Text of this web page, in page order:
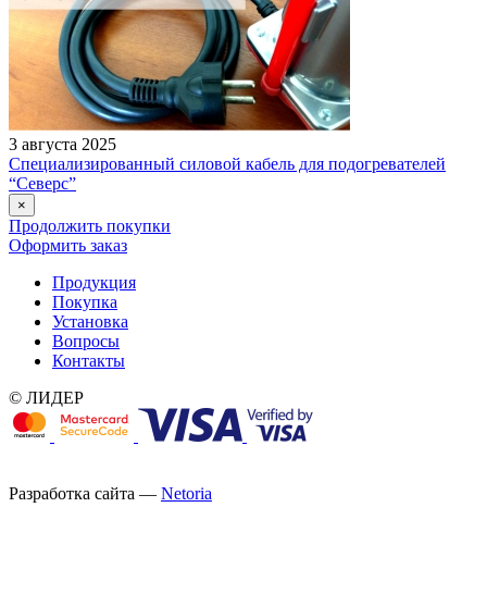
3 августа 2025
Специализированный силовой кабель для подогревателей
“Северс”
×
Продолжить покупки
Оформить заказ
Продукция
Покупка
Установка
Вопросы
Контакты
© ЛИДЕР
Разработка сайта — Netoria